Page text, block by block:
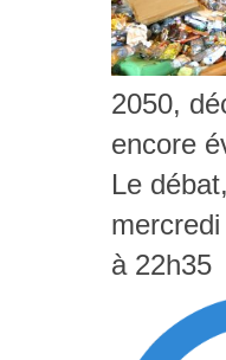
2050,
encore
Le
à 22h35